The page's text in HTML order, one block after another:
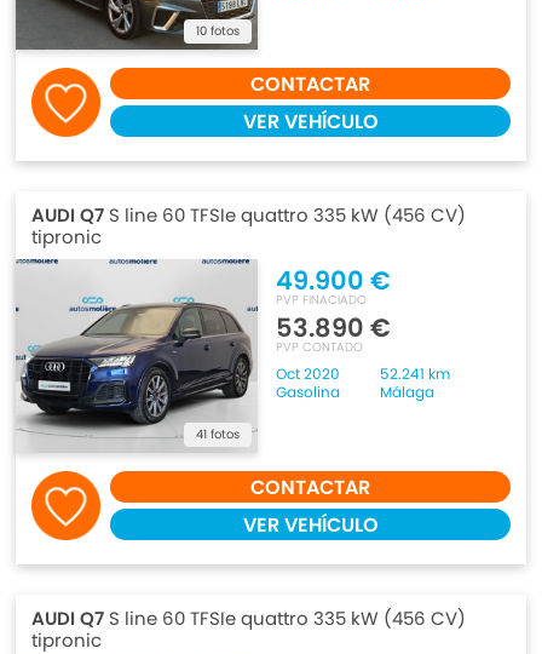
10 fotos
CONTACTAR
VER VEHÍCULO
AUDI Q7 S line 60 TFSIe quattro 335 kW (456 CV)
tipronic
41 fotos
49.900 €
PVP FINACIADO
53.890 €
PVP CONTADO
Oct 2020
52.241 km
Gasolina
Málaga
CONTACTAR
VER VEHÍCULO
AUDI Q7 S line 60 TFSIe quattro 335 kW (456 CV)
tipronic